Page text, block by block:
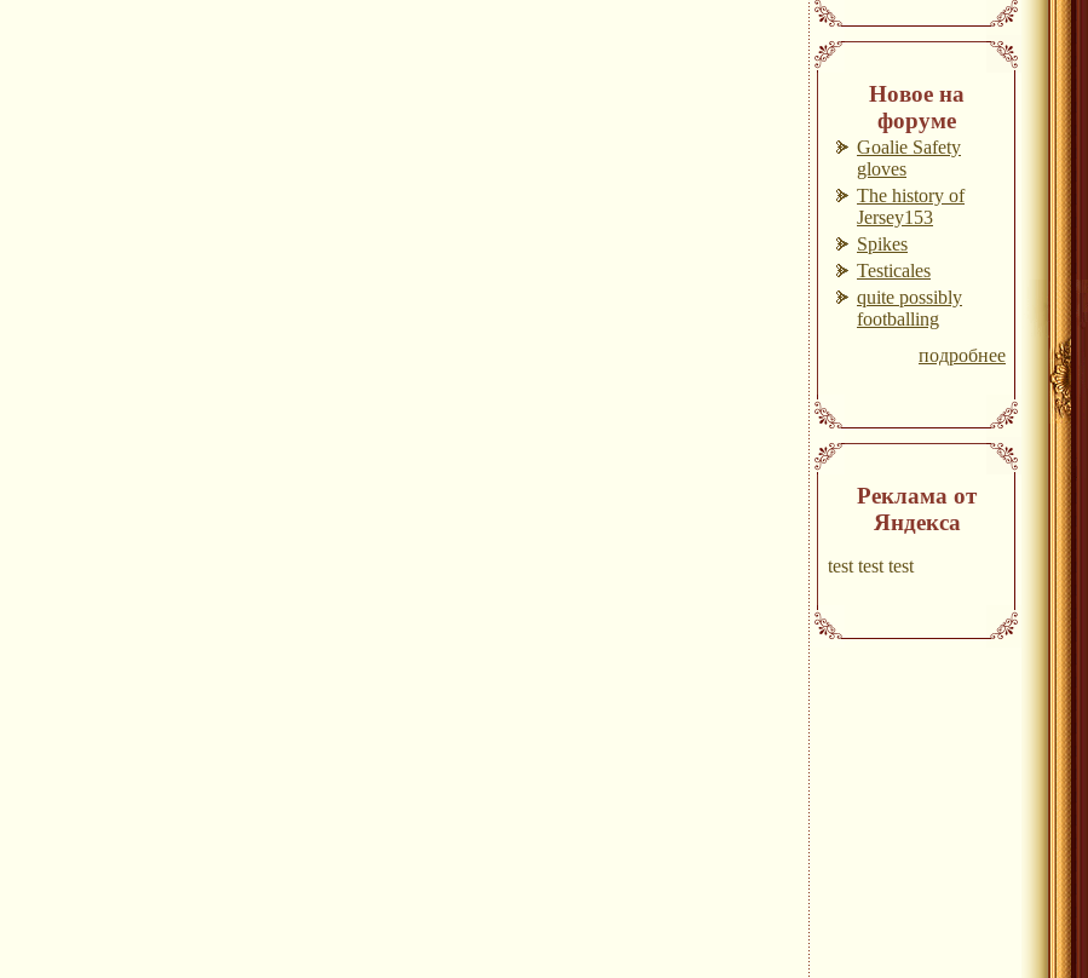
Новое на
форуме
Goalie Safety
gloves
The history of
Jersey153
Spikes
Testicales
quite possibly
footballing
подробнее
Реклама от
Яндекса
test test test